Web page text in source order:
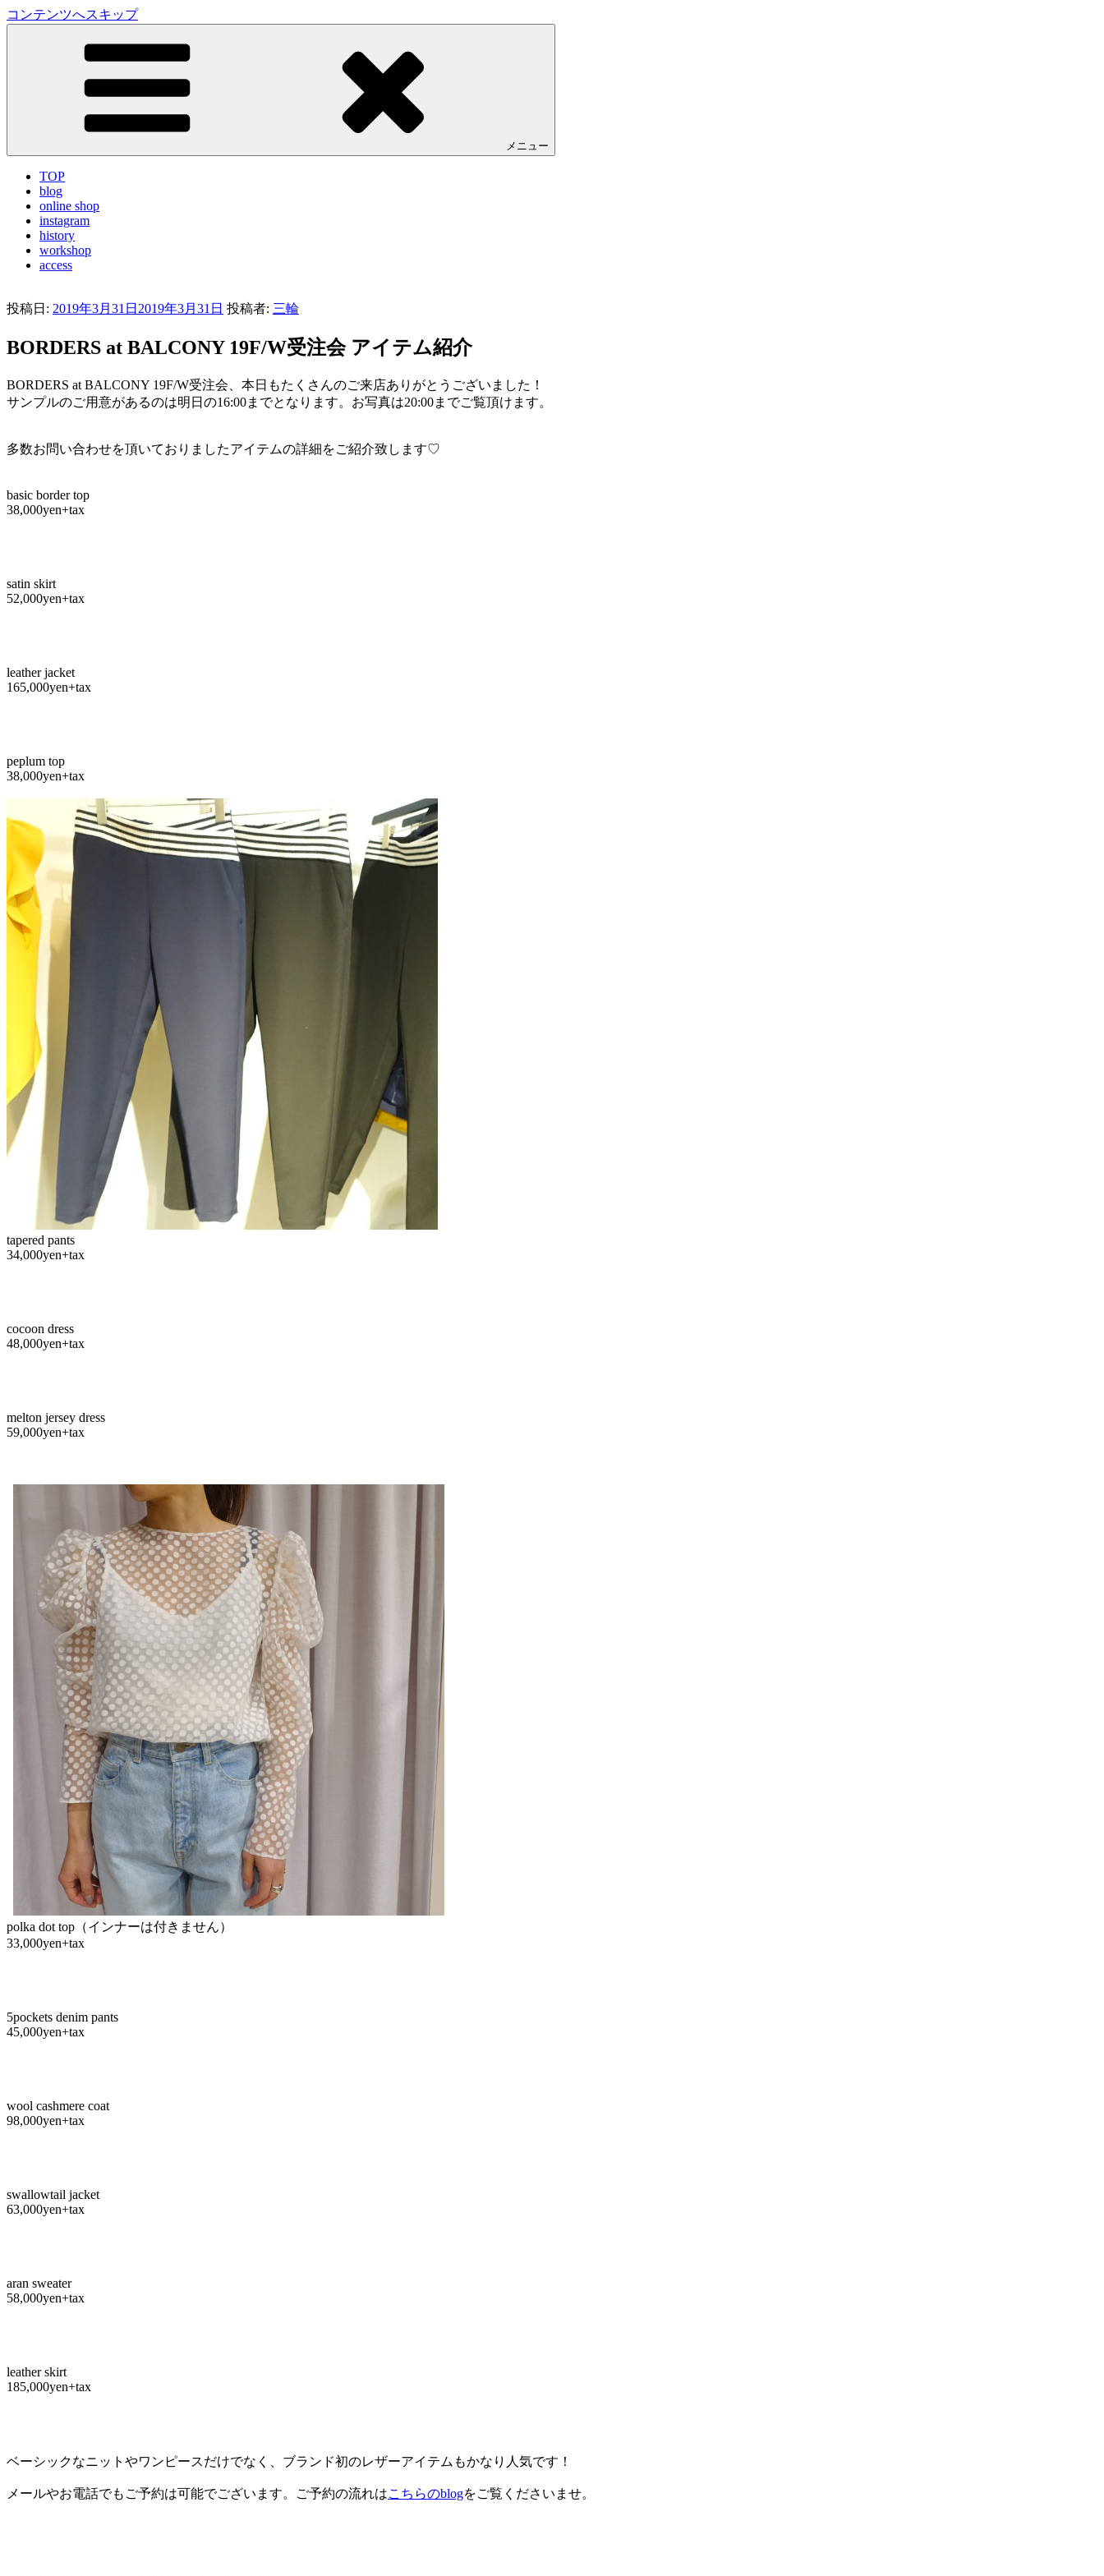
コンテンツへスキップ
LA VILLA ROUGE Blog
メニュー
TOP
blog
online shop
instagram
history
workshop
access
投稿日: 2019年3月31日 2019年3月31日 投稿者: 三輪
BORDERS at BALCONY 19F/W受注会 アイテム紹介
BORDERS at BALCONY 19F/W受注会、本日もたくさんのご来店ありがとうございました！
サンプルのご用意があるのは明日の16:00までとなります。お写真は20:00までご覧頂けます。
多数お問い合わせを頂いておりましたアイテムの詳細をご紹介致します♡
basic border top
38,000yen+tax
satin skirt
52,000yen+tax
leather jacket
165,000yen+tax
peplum top
38,000yen+tax
tapered pants
34,000yen+tax
cocoon dress
48,000yen+tax
melton jersey dress
59,000yen+tax
polka dot top（インナーは付きません）
33,000yen+tax
5pockets denim pants
45,000yen+tax
wool cashmere coat
98,000yen+tax
swallowtail jacket
63,000yen+tax
aran sweater
58,000yen+tax
leather skirt
185,000yen+tax
ベーシックなニットやワンピースだけでなく、ブランド初のレザーアイテムもかなり人気です！
メールやお電話でもご予約は可能でございます。ご予約の流れはこちらのblogをご覧くださいませ。